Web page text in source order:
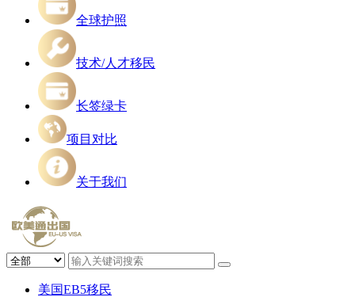
全球护照
技术/人才移民
长签绿卡
项目对比
关于我们
美国EB5移民